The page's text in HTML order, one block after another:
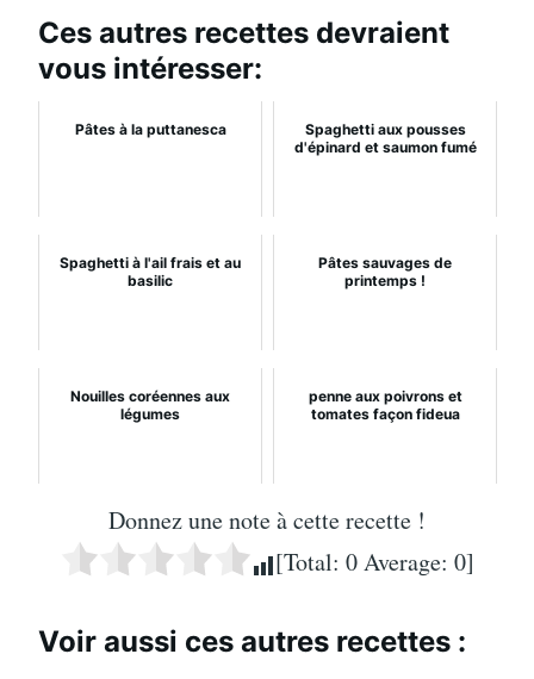
Ces autres recettes devraient
vous intéresser:
Pâtes à la puttanesca
Spaghetti aux pousses
d'épinard et saumon fumé
Spaghetti à l'ail frais et au
basilic
Pâtes sauvages de
printemps !
Nouilles coréennes aux
légumes
penne aux poivrons et
tomates façon fideua
Donnez une note à cette recette !
[Total: 0Average: 0]
Voir aussi ces autres recettes :